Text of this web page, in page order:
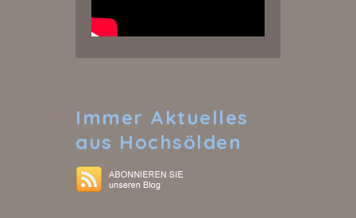
Immer Aktuelles
aus Hochsölden